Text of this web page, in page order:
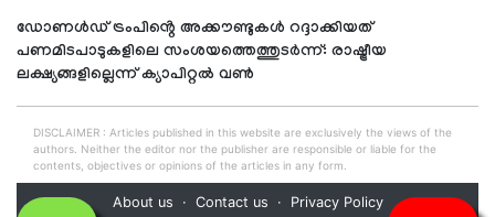
ഡോണൾഡ് ട്രംപിൻ്റെ അക്കൗണ്ടുകൾ റദ്ദാക്കിയത്
പണമിടപാടുകളിലെ സംശയത്തെത്തുടർന്ന്: രാഷ്ട്രീയ
ലക്ഷ്യങ്ങളില്ലെന്ന് ക്യാപിറ്റൽ വൺ
DISCLAIMER : Articles published in this website are exclusively the views of the
authors. Neither the editor nor the publisher are responsible or liable for the
contents, objectives or opinions of the articles in any form.
About us Contact us Privacy Policy